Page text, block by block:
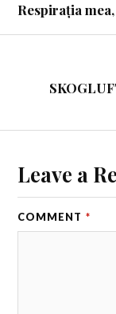
Respirația
Leave a
COMMENT *